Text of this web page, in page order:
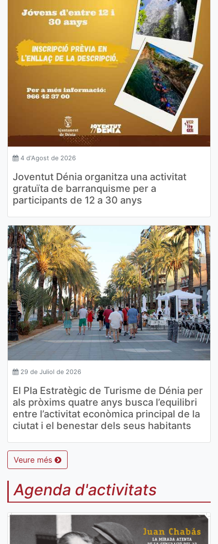
4 d'Agost de 2026
Joventut Dénia organitza una activitat
gratuïta de barranquisme per a
participants de 12 a 30 anys
29 de Juliol de 2026
El Pla Estratègic de Turisme de Dénia per
als pròxims quatre anys busca l’equilibri
entre l’activitat econòmica principal de la
ciutat i el benestar dels seus habitants
Veure més
Agenda d'activitats